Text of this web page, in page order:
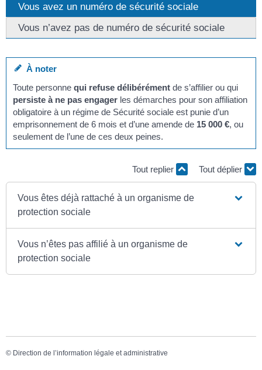
Vous avez un numéro de sécurité sociale
Vous n’avez pas de numéro de sécurité sociale
À noter
Toute personnequi refuse délibérément de s’affilier ou qui
persiste à ne pas engager les démarches pour son affiliation
obligatoire à un régime de Sécurité sociale est punie d’un
emprisonnement de 6 mois et d’une amende de 15 000 €, ou
seulement de l’une de ces deux peines.
Tout replier Tout déplier
Vous êtes déjà rattaché à un organisme de
protection sociale
Vous n’êtes pas affilié à un organisme de
protection sociale
© Direction de l’information légale et administrative